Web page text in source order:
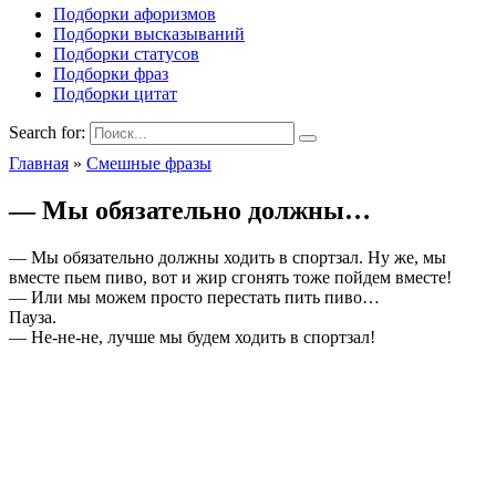
Подборки афоризмов
Подборки высказываний
Подборки статусов
Подборки фраз
Подборки цитат
Search for:
Главная » Смешные фразы
— Мы обязательно должны…
— Мы обязательно должны ходить в спортзал. Ну же, мы
вместе пьем пиво, вот и жир сгонять тоже пойдем вместе!
— Или мы можем просто перестать пить пиво…
Пауза.
— Не-не-не, лучше мы будем ходить в спортзал!